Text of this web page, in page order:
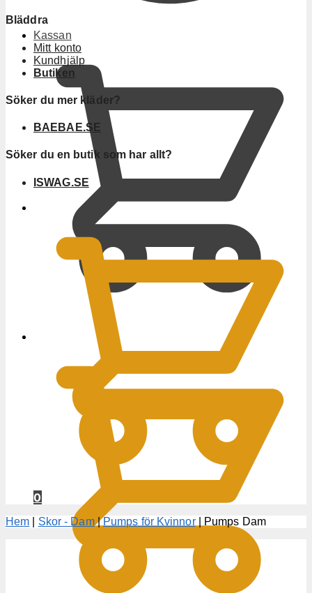
Kassan
Bläddra
Mitt konto
Kundhjälp
Butiken
Söker du mer kläder?
BAEBAE.SE
Söker du en butik som har allt?
ISWAG.SE
0
Hem Skor - Dam|Pumps för Kvinnor| Pumps Dam